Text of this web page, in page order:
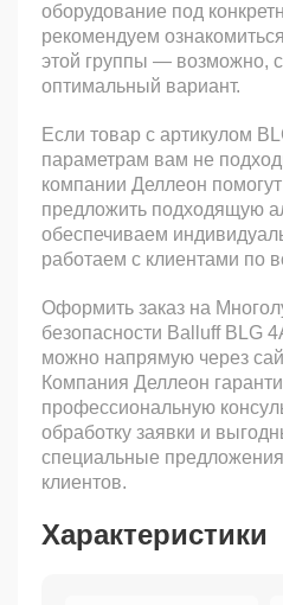
оборудование под
рекомендуем
этой группы — возможно,
оптимальный вариант.
Если товар с артикулом
параметрам вам не
компании Деллеон
предложить подходящую
обеспечиваем
работаем с клиентами по
Оформить заказ на
безопасности Balluff BLG
можно напрямую через
Компания Деллеон
профессиональную
обработку заявки и
специальные
клиентов.
Характеристики